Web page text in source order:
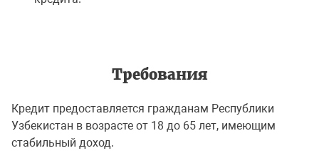
Требования
Кредит предоставляется гражданам Республики
Узбекистан в возрасте от 18 до 65 лет, имеющим
стабильный доход.